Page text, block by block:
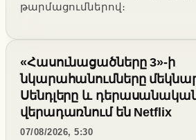
թարմացումներով։
«Հասունացածները 3»-ի
նկարահանումները
Սենդլերը և
վերադառնում են Netflix
07/08/2026, 5:30